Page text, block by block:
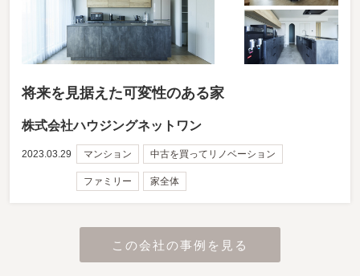
将来を見据えた可変性のある家
株式会社ハウジングネットワン
2023.03.29 マンション 中古を買ってリノベーション
ファミリー 家全体
この会社の事例を見る